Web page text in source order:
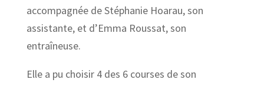
accompagnée de Stéphanie Hoarau, son
assistante, et d’Emma Roussat, son
entraîneuse.
Elle a pu choisir 4 des 6 courses de son